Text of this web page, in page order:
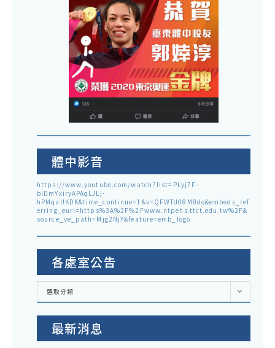
體中影音
https://www.youtube.com/watch?list=PLyj7F-
blDmYxiryAPAqLJLj-
hPMqaUKDK&time_continue=1&v=QFWTd08M8do&embeds_ref
erring_euri=https%3A%2F%2Fwww.ntpehs.ttct.edu.tw%2F&
source_ve_path=Mjg2NjY&feature=emb_logo
各處室公告
各
室
選取分類
最新消息